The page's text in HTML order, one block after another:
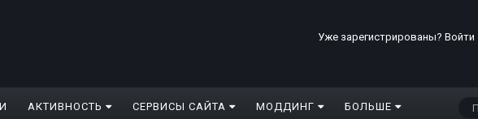
Уже зарегистрированы? Войти
АКТИВНОСТЬ СЕРВИСЫ САЙТА МОДДИНГ БОЛЬШЕ